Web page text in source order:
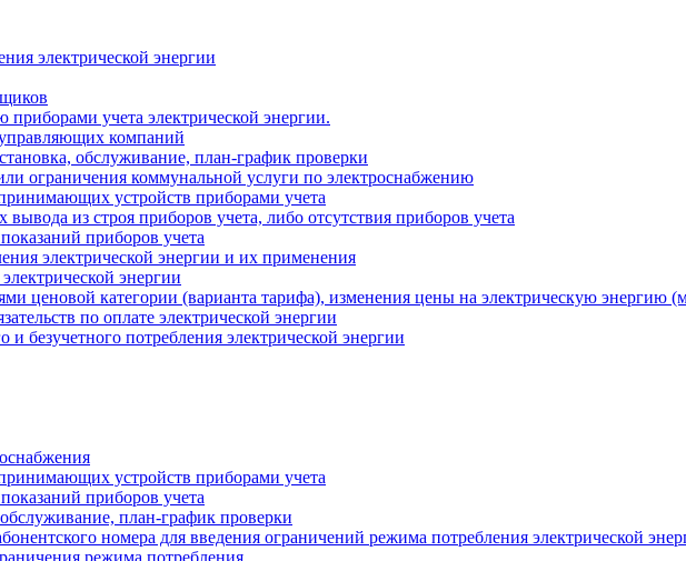
электрической энергии
учета электрической энергии.
компаний
обслуживание, план-график проверки
ограничения коммунальной услуги по электроснабжению
устройств приборами учета
из строя приборов учета, либо отсутствия приборов учета
приборов учета
электрической энергии и их применения
энергии
ценовой категории (варианта тарифа), изменения цены на электрическую энергию
по оплате электрической энергии
и безучетного потребления электрической энергии
устройств приборами учета
приборов учета
план-график проверки
номера для введения ограничений режима потребления электрической
режима потребления